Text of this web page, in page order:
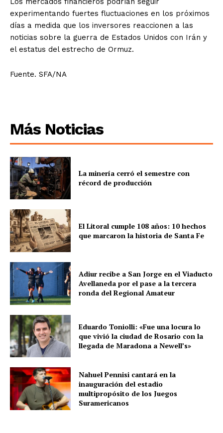
experimentando fuertes fluctuaciones en los próximos
días a medida que los inversores reaccionen a las
noticias sobre la guerra de Estados Unidos con Irán y
el estatus del estrecho de Ormuz.
Fuente. SFA/NA
Más Noticias
La minería cerró el semestre con
récord de producción
El Litoral cumple 108 años: 10 hechos
que marcaron la historia de Santa Fe
Adiur recibe a San Jorge en el Viaducto
Avellaneda por el pase a la tercera
ronda del Regional Amateur
Eduardo Toniolli: «Fue una locura lo
que vivió la ciudad de Rosario con la
llegada de Maradona a Newell’s»
Nahuel Pennisi cantará en la
inauguración del estadio
multipropósito de los Juegos
Suramericanos